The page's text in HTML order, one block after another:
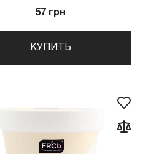
57 грн
КУПИТЬ